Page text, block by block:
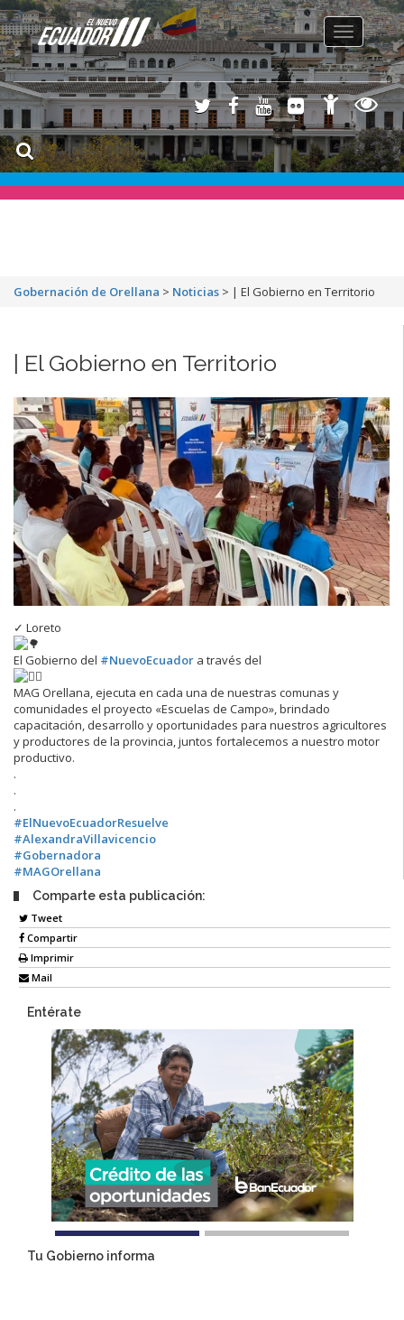
Toggle
navigation
Gobernación de Orellana > Noticias > | El Gobierno en Territorio
| El Gobierno en Territorio
✓ Loreto
El Gobierno del #NuevoEcuador a través del
MAG Orellana, ejecuta en cada una de nuestras comunas y
comunidades el proyecto «Escuelas de Campo», brindado
capacitación, desarrollo y oportunidades para nuestros agricultores
y productores de la provincia, juntos fortalecemos a nuestro motor
productivo.
.
.
.
#ElNuevoEcuadorResuelve
#AlexandraVillavicencio
#Gobernadora
#MAGOrellana
Comparte esta publicación:
Tweet
Compartir
Imprimir
Mail
Entérate
Tu Gobierno informa